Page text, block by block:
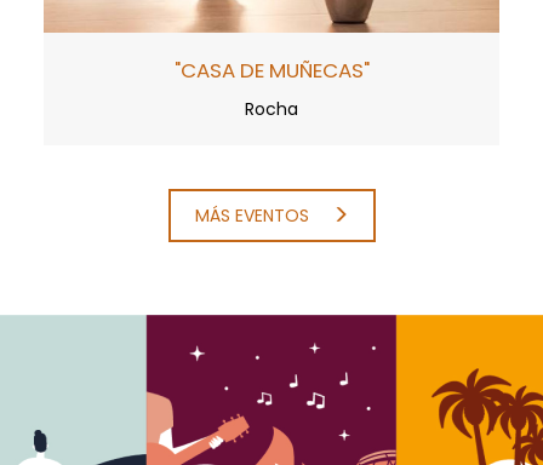
"CASA DE MUÑECAS"
Rocha
MÁS EVENTOS